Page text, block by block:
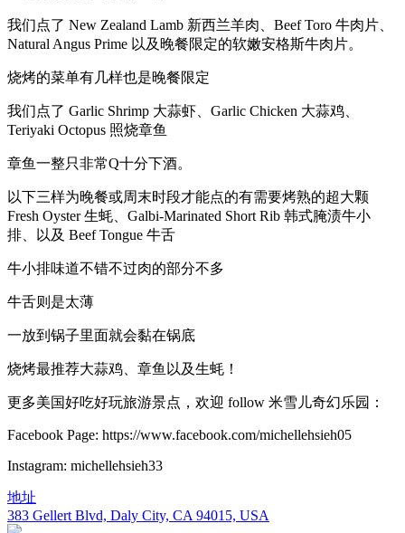
我们点了 New Zealand Lamb 新西兰羊肉、Beef Toro 牛肉片、
Natural Angus Prime 以及晚餐限定的软嫩安格斯牛肉片。
烧烤的菜单有几样也是晚餐限定
我们点了 Garlic Shrimp 大蒜虾、Garlic Chicken 大蒜鸡、
Teriyaki Octopus 照烧章鱼
章鱼一整只非常Q十分下酒。
以下三样为晚餐或周末时段才能点的有需要烤熟的超大颗
Fresh Oyster 生蚝、Galbi-Marinated Short Rib 韩式腌渍牛小
排、以及 Beef Tongue 牛舌
牛小排味道不错不过肉的部分不多
牛舌则是太薄
一放到锅子里面就会黏在锅底
烧烤最推荐大蒜鸡、章鱼以及生蚝！
更多美国好吃好玩旅游景点，欢迎 follow 米雪儿奇幻乐园：
Facebook Page: https://www.facebook.com/michellehsieh05
Instagram: michellehsieh33
地址
383 Gellert Blvd, Daly City, CA 94015, USA